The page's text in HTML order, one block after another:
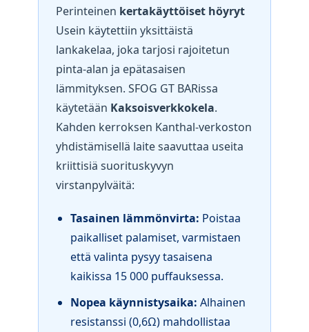
Perinteinen kertakäyttöiset höyryt
Usein käytettiin yksittäistä
lankakelaa, joka tarjosi rajoitetun
pinta-alan ja epätasaisen
lämmityksen. SFOG GT BARissa
käytetään Kaksoisverkkokela.
Kahden kerroksen Kanthal-verkoston
yhdistämisellä laite saavuttaa useita
kriittisiä suorituskyvyn
virstanpylväitä:
Tasainen lämmönvirta: Poistaa
paikalliset palamiset, varmistaen
että valinta pysyy tasaisena
kaikissa 15 000 puffauksessa.
Nopea käynnistysaika: Alhainen
resistanssi (0,6Ω) mahdollistaa